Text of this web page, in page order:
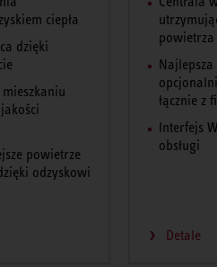
ciepła
dzięki
powietrze
odzyskowi
powietrza
łącznie z
Interfejs
obsługi
Detale